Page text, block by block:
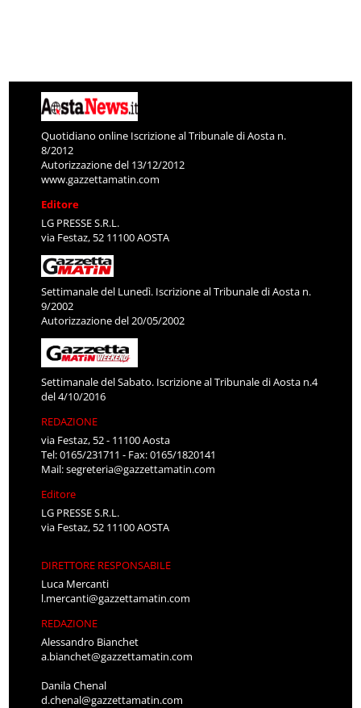
Quotidiano online Iscrizione al Tribunale di Aosta n.
8/2012
Autorizzazione del 13/12/2012
www.gazzettamatin.com
Editore
LG PRESSE S.R.L.
via Festaz, 52 11100 AOSTA
Settimanale del Lunedì. Iscrizione al Tribunale di Aosta n.
9/2002
Autorizzazione del 20/05/2002
Settimanale del Sabato. Iscrizione al Tribunale di Aosta n.4
del 4/10/2016
REDAZIONE
via Festaz, 52 - 11100 Aosta
Tel: 0165/231711 - Fax: 0165/1820141
Mail:segreteria@gazzettamatin.com
Editore
LG PRESSE S.R.L.
via Festaz, 52 11100 AOSTA
DIRETTORE RESPONSABILE
Luca Mercanti
l.mercanti@gazzettamatin.com
REDAZIONE
Alessandro Bianchet
a.bianchet@gazzettamatin.com
Danila Chenal
d.chenal@gazzettamatin.com